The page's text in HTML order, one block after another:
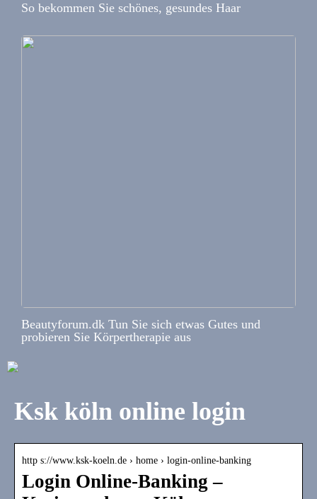
So bekommen Sie schönes, gesundes Haar
Beautyforum.dk Tun Sie sich etwas Gutes und
probieren Sie Körpertherapie aus
Ksk köln online login
http s://www.ksk-koeln.de › home › login-online-banking
Login Online-Banking –